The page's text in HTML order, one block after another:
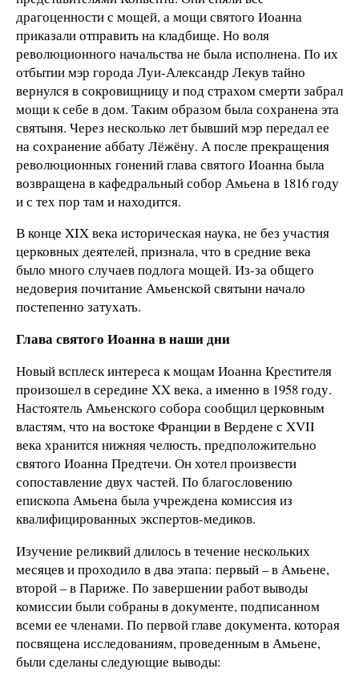
драгоценности с мощей, а мощи святого Иоанна
приказали отправить на кладбище. Но воля
революционного начальства не была исполнена. По их
отбытии мэр города Луи-Александр Лекув тайно
вернулся в сокровищницу и под страхом смерти забрал
мощи к себе в дом. Таким образом была сохранена эта
святыня. Через несколько лет бывший мэр передал ее
на сохранение аббату Лёжёну. А после прекращения
революционных гонений глава святого Иоанна была
возвращена в кафедральный собор Амьена в 1816 году
и с тех пор там и находится.
В конце XIX века историческая наука, не без участия
церковных деятелей, признала, что в средние века
было много случаев подлога мощей. Из-за общего
недоверия почитание Амьенской святыни начало
постепенно затухать.
Глава святого Иоанна в наши дни
Новый всплеск интереса к мощам Иоанна Крестителя
произошел в середине XX века, а именно в 1958 году.
Настоятель Амьенского собора сообщил церковным
властям, что на востоке Франции в Вердене с XVII
века хранится нижняя челюсть, предположительно
святого Иоанна Предтечи. Он хотел произвести
сопоставление двух частей. По благословению
епископа Амьена была учреждена комиссия из
квалифицированных экспертов-медиков.
Изучение реликвий длилось в течение нескольких
месяцев и проходило в два этапа: первый – в Амьене,
второй – в Париже. По завершении работ выводы
комиссии были собраны в документе, подписанном
всеми ее членами. По первой главе документа, которая
посвящена исследованиям, проведенным в Амьене,
были сделаны следующие выводы: